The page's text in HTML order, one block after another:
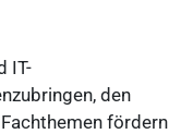
IT-
den
fördern